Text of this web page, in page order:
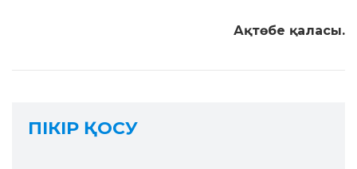
Ақтөбе қаласы.
ПІКІР ҚОСУ